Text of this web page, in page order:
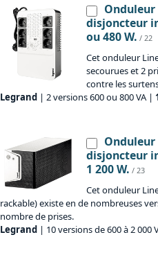
disjoncteur
ou 480 W. / 22
Cet onduleur
secourues et 2
contre les
Legrand | 2 versions 600 ou 800 VA |
disjoncteur
1 200 W. / 23
Cet onduleur
rackable) existe en de nombreuses
nombre de prises.
Legrand | 10 versions de 600 à 2 000